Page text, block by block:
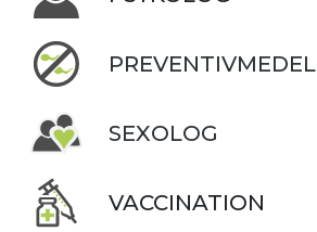
PREVENTIVMEDEL
SEXOLOG
VACCINATION